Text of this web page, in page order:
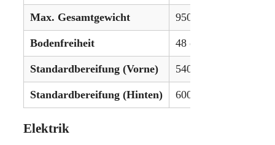
Max. Gesamtgewicht 9500 kg
Bodenfreiheit 48 cm
Standardbereifung (Vorne) 540/65R24
Standardbereifung (Hinten) 600/65R38
Elektrik